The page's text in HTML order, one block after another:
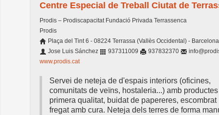
Centre Especial de Treball Ciutat de
Prodis – Prodiscapacitat Fundació Privada Terrassenca
Prodis
Plaça del Tint 6 - 08224 Terrassa (Vallès Occidental) - Barcelona
Jose Luis Sánchez
937311009 937832370
www.prodis.cat
Servei de neteja de d'espais interiors (oficines,
comunitats de veïns, hostaleria...) amb
primera qualitat, buidat de papereres, escombrat
fregat amb cura. Neteja dels terres de forma